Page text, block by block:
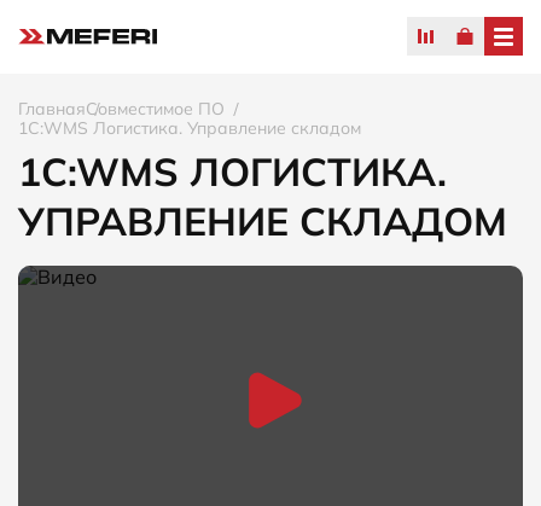
ГлавнаяСовместимое ПО
1C:WMS Логистика. Управление складом
1C:WMS ЛОГИСТИКА.
УПРАВЛЕНИЕ СКЛАДОМ